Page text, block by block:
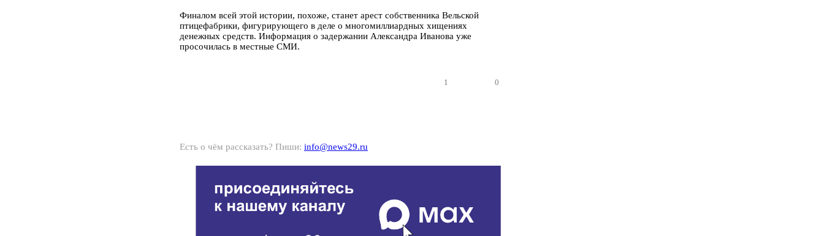
Финалом всей этой истории, похоже, станет арест собственника Вельской
птицефабрики, фигурирующего в деле о многомиллиардных хищениях
денежных средств. Информация о задержании Александра Иванова уже
просочилась в местные СМИ.
1 0
Есть о чём рассказать? Пиши: info@news29.ru